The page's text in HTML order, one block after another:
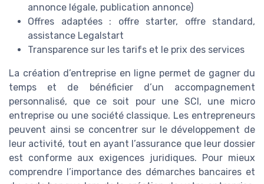
annonce légale, publication annonce)
Offres adaptées : offre starter, offre standard,
assistance Legalstart
Transparence sur les tarifs et le prix des services
La création d’entreprise en ligne permet de gagner du
temps et de bénéficier d’un accompagnement
personnalisé, que ce soit pour une SCI, une micro
entreprise ou une société classique. Les entrepreneurs
peuvent ainsi se concentrer sur le développement de
leur activité, tout en ayant l’assurance que leur dossier
est conforme aux exigences juridiques. Pour mieux
comprendre l’importance des démarches bancaires et